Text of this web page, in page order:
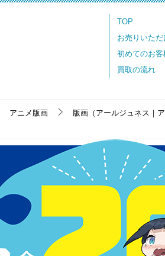
TOP
お売りいた
初めてのお客
買取の流れ
アニメ版画
版画（アールジュネス｜